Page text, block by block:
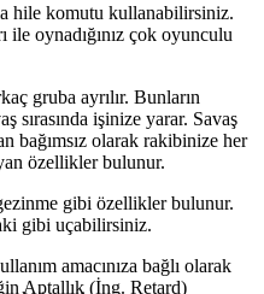
hile komutu kullanabilirsiniz.
oynadığınız çok oyunculu
gruba ayrılır. Bunların
sırasında işinize yarar. Savaş
bağımsız olarak rakibinize her
özellikler bulunur.
gibi özellikler bulunur.
gibi uçabilirsiniz.
amacınıza bağlı olarak
Aptallık (İng. Retard)